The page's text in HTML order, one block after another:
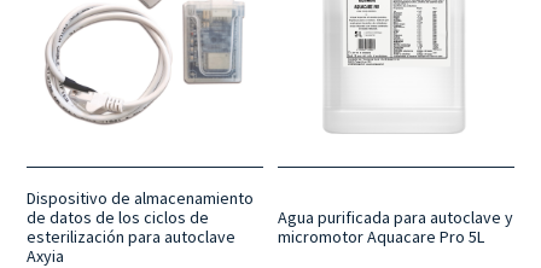
Dispositivo de almacenamiento
de datos de los ciclos de
esterilización para autoclave
Axyia
Agua purificada para autoclave y
micromotor Aquacare Pro 5L